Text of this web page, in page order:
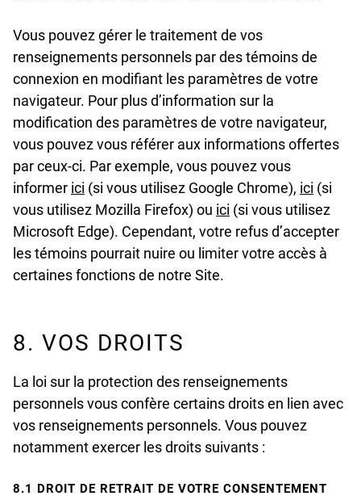
Vous pouvez gérer le traitement de vos
renseignements personnels par des témoins de
connexion en modifiant les paramètres de votre
navigateur. Pour plus d’information sur la
modification des paramètres de votre navigateur,
vous pouvez vous référer aux informations offertes
par ceux-ci. Par exemple, vous pouvez vous
informer ici undefined
(si vous utilisez Google Chrome), ici (si
vous utilisez Mozilla Firefox) ou ici undefined
(si vous utilisez
Microsoft Edge). Cependant, votre refus d’accepter
les témoins pourrait nuire ou limiter votre accès à
certaines fonctions de notre Site.
8. VOS DROITS
La loi sur la protection des renseignements
personnels vous confère certains droits en lien avec
vos renseignements personnels. Vous pouvez
notamment exercer les droits suivants :
8.1 DROIT DE RETRAIT DE VOTRE CONSENTEMENT